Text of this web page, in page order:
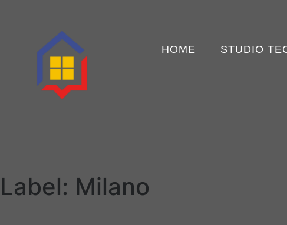
HOME STUDIO
Label: Milano